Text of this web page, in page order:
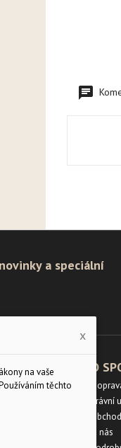
a speciální
O
O nás
x
na vaše
těchto